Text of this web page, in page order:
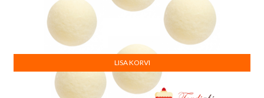
LISA KORVI